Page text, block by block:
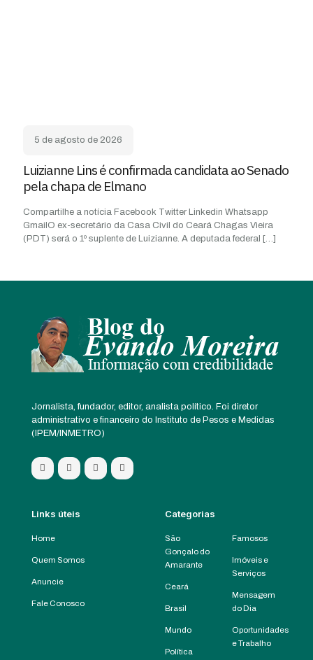
5 de agosto de 2026
Luizianne Lins é confirmada candidata ao Senado
pela chapa de Elmano
Compartilhe a notícia Facebook Twitter Linkedin Whatsapp
GmailO ex-secretário da Casa Civil do Ceará Chagas Vieira
(PDT) será o 1º suplente de Luizianne. A deputada federal […]
Jornalista, fundador, editor, analista político. Foi diretor
administrativo e financeiro do Instituto de Pesos e Medidas
(IPEM/INMETRO)
Links úteis
Home
Quem Somos
Anuncie
Fale Conosco
Categorias
São
Gonçalo do
Amarante
Ceará
Brasil
Mundo
Política
Famosos
Imóveis e
Serviços
Mensagem
do Dia
Oportunidades
e Trabalho